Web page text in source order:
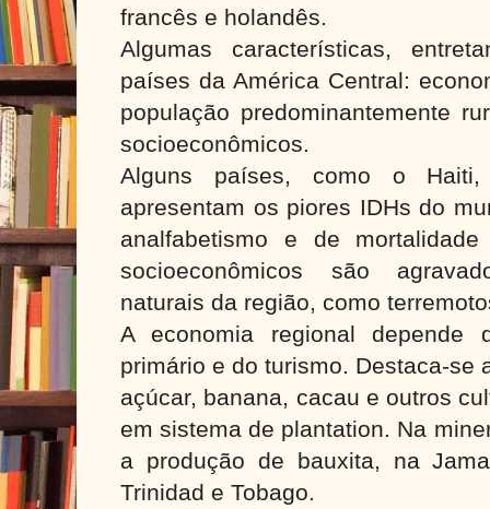
francês e holandês.
Algumas características,
países da América Central:
população predominantemente
socioeconômicos.
Alguns países, como o
apresentam os piores IDHs do
analfabetismo e de
socioeconômicos são
naturais da região, como
A economia regional depende
primário e do turismo. Destaca-se
açúcar, banana, cacau e outros
em sistema de plantation. Na
a produção de bauxita, na
Trinidad e Tobago.